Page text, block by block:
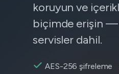
koruyun ve
biçimde erişin —
servisler dahil.
AES-256 şifreleme